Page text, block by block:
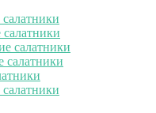
салатники